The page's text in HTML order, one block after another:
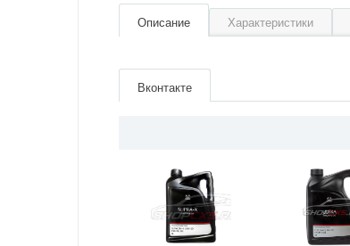
Описание Характеристики
Страна Япония
Вконтакте